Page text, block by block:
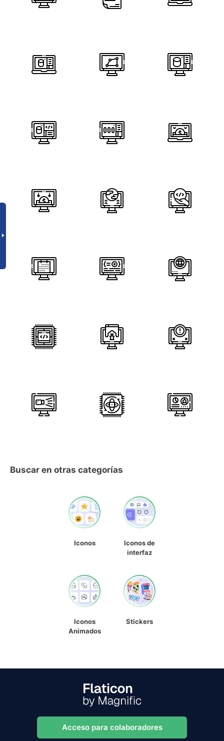
Buscar en otras categorías
Iconos
Iconos de
interfaz
Iconos
Animados
Stickers
Acceso para colaboradores